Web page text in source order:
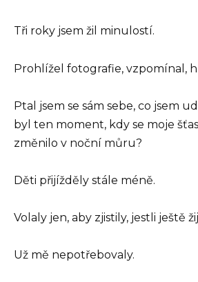
Tři roky jsem žil minulostí.
Prohlížel fotografie, vzpomínal,
Ptal jsem se sám sebe, co jsem
byl ten moment, kdy se moje
změnilo v noční můru?
Děti přijížděly stále méně.
Volaly jen, aby zjistily, jestli ještě
Už mě nepotřebovaly.